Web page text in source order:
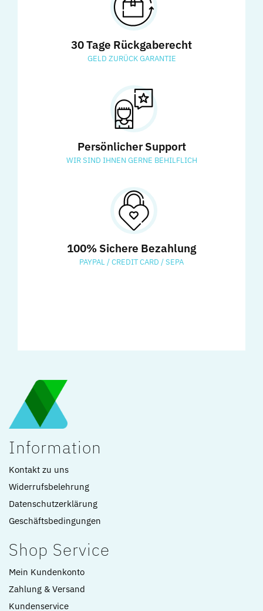
30 Tage Rückgaberecht
GELD ZURÜCK GARANTIE
Persönlicher Support
WIR SIND IHNEN GERNE BEHILFLICH
100% Sichere Bezahlung
PAYPAL / CREDIT CARD / SEPA
Information
Kontakt zu uns
Widerrufsbelehrung
Datenschutzerklärung
Geschäftsbedingungen
Shop Service
Mein Kundenkonto
Zahlung & Versand
Kundenservice